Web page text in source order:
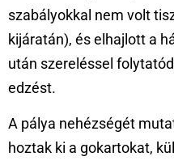
szabályokkal nem volt
kijáratán), és elhajlott a
után szereléssel
edzést.
A pálya nehézségét
hoztak ki a gokartokat,